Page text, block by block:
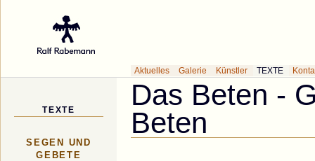
Aktuelles Galerie Künstler TEXTE
TEXTE
SEGEN UND
GEBETE
Das Beten -
Beten